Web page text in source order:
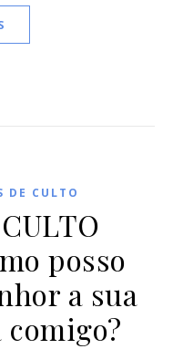
DE CULTO
posso
a sua